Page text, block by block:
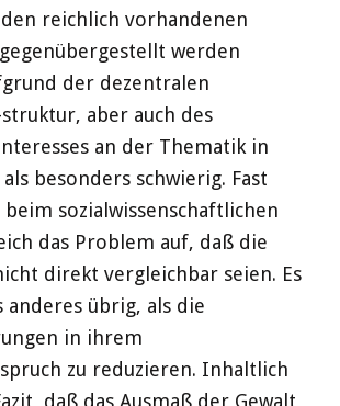
reichlich vorhandenen
werden
der dezentralen
aber auch des
an der Thematik in
besonders schwierig. Fast
sozialwissenschaftlichen
das Problem auf, daß die
direkt vergleichbar seien. Es
anderes übrig, als die
in ihrem
zu reduzieren. Inhaltlich
daß das Ausmaß der Gewalt